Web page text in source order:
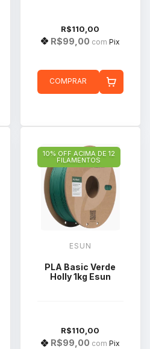
R$110,00
R$99,00 com Pix
COMPRAR
10% OFF ACIMA DE 12
FILAMENTOS
ESUN
PLA Basic Verde
Holly 1kg Esun
R$110,00
R$99,00 com Pix